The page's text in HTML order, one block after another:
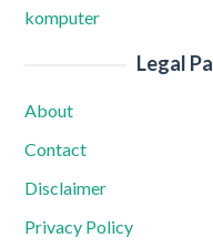
komputer
Legal
About
Contact
Disclaimer
Privacy Policy